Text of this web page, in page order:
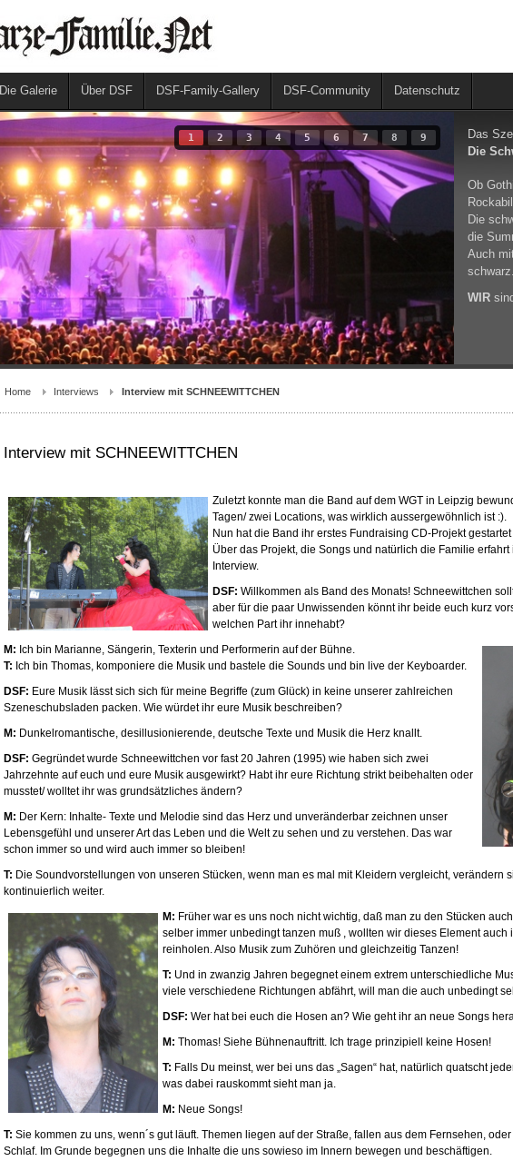
Die Galerie Über DSF DSF-Family-Gallery DSF-Community Datenschutz
1 2 3 4 5 6 7 8 9
Das
Die
Ob
Die
die
Auch
WIR
Home Interviews Interview mit SCHNEEWITTCHEN
Interview mit SCHNEEWITTCHEN
Zuletzt konnte man die Band auf dem WGT in Leipzig
Tagen/ zwei Locations, was wirklich aussergewöhnlich ist :).
Nun hat die Band ihr erstes Fundraising CD-Projekt
Über das Projekt, die Songs und natürlich die Familie
Interview.
DSF: Willkommen als Band des Monats! Schneewittchen
aber für die paar Unwissenden könnt ihr beide euch kurz
welchen Part ihr innehabt?
M: Ich bin Marianne, Sängerin, Texterin und Performerin auf der Bühne.
T: Ich bin Thomas, komponiere die Musik und bastele die Sounds und bin live der Keyboarder.
DSF: Eure Musik lässt sich sich für meine Begriffe (zum Glück) in keine unserer zahlreichen
Szeneschubsladen packen. Wie würdet ihr eure Musik beschreiben?
M: Dunkelromantische, desillusionierende, deutsche Texte und Musik die Herz knallt.
DSF: Gegründet wurde Schneewittchen vor fast 20 Jahren (1995) wie haben sich zwei
Jahrzehnte auf euch und eure Musik ausgewirkt? Habt ihr eure Richtung strikt beibehalten oder
musstet/ wolltet ihr was grundsätzliches ändern?
M: Der Kern: Inhalte- Texte und Melodie sind das Herz und unveränderbar zeichnen unser
Lebensgefühl und unserer Art das Leben und die Welt zu sehen und zu verstehen. Das war
schon immer so und wird auch immer so bleiben!
T: Die Soundvorstellungen von unseren Stücken, wenn man es mal mit Kleidern vergleicht, verändern
kontinuierlich weiter.
M: Früher war es uns noch nicht wichtig, daß man zu den Stücken
selber immer unbedingt tanzen muß , wollten wir dieses Element auch
reinholen. Also Musik zum Zuhören und gleichzeitig Tanzen!
T: Und in zwanzig Jahren begegnet einem extrem unterschiedliche
viele verschiedene Richtungen abfährt, will man die auch unbedingt
DSF: Wer hat bei euch die Hosen an? Wie geht ihr an neue Songs
M: Thomas! Siehe Bühnenauftritt. Ich trage prinzipiell keine Hosen!
T: Falls Du meinst, wer bei uns das „Sagen“ hat, natürlich quatscht
was dabei rauskommt sieht man ja.
M: Neue Songs!
T: Sie kommen zu uns, wenn´s gut läuft. Themen liegen auf der Straße, fallen aus dem Fernsehen,
Schlaf. Im Grunde begegnen uns die Inhalte die uns sowieso im Innern bewegen und beschäftigen.